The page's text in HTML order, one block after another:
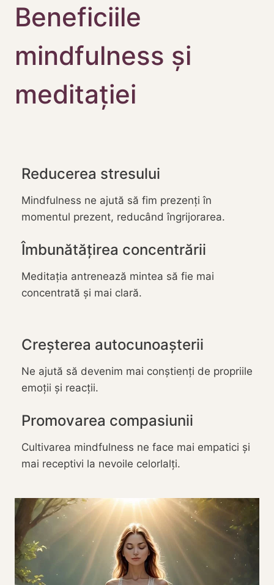
Beneficiile
mindfulness și
meditației
Reducerea stresului
Mindfulness ne ajută să fim prezenți în
momentul prezent, reducând îngrijorarea.
Îmbunătățirea concentrării
Meditația antrenează mintea să fie mai
concentrată și mai clară.
Creșterea autocunoașterii
Ne ajută să devenim mai conștienți de propriile
emoții și reacții.
Promovarea compasiunii
Cultivarea mindfulness ne face mai empatici și
mai receptivi la nevoile celorlalți.